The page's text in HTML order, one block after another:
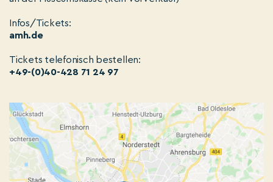
Infos/Tickets:
amh.de
Tickets telefonisch bestellen:
+49-(0)40-428 71 24 97